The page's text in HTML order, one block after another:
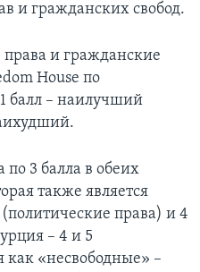
и гражданских свобод.
и гражданские
House по
балл – наилучший
по 3 балла в обеих
также является
права) и 4
– 4 и 5
как «несвободные» –